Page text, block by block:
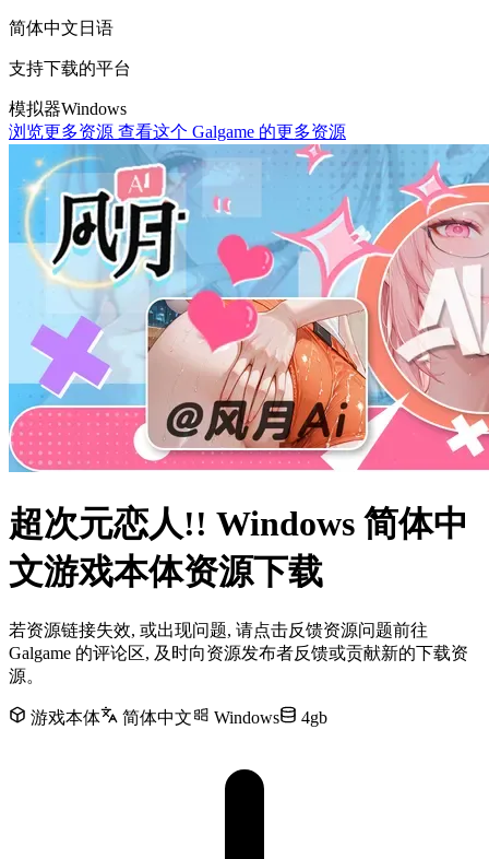
简体中文 日语
支持下载的平台
模拟器Windows
浏览更多资源 查看这个 Galgame 的更多资源
超次元恋人!! Windows 简体中
文游戏本体资源下载
若资源链接失效, 或出现问题, 请点击反馈资源问题前往
Galgame 的评论区, 及时向资源发布者反馈或贡献新的下载资
源。
游戏本体 简体中文 Windows 4gb